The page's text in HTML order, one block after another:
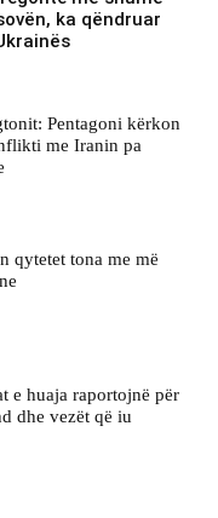
ka qëndruar
Pentagoni kërkon
me Iranin pa
qytetet tona me më
e huaja raportojnë për
dhe vezët që iu